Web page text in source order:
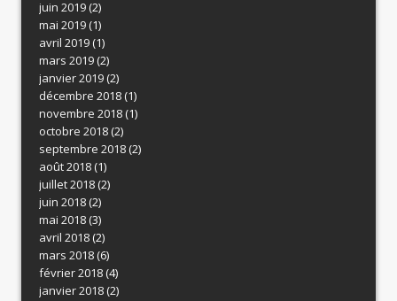
juin 2019(2)
mai 2019(1)
avril 2019(1)
mars 2019(2)
janvier 2019(2)
décembre 2018(1)
novembre 2018(1)
octobre 2018(2)
septembre 2018(2)
août 2018(1)
juillet 2018(2)
juin 2018(2)
mai 2018(3)
avril 2018(2)
mars 2018(6)
février 2018(4)
janvier 2018(2)